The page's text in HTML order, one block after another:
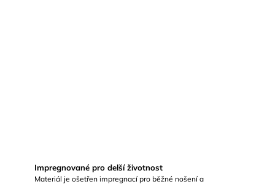
Impregnované pro delší životnost
Materiál je ošetřen impregnací pro běžné nošení a